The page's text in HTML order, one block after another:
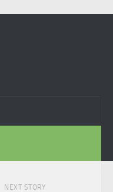
NEXT STORY